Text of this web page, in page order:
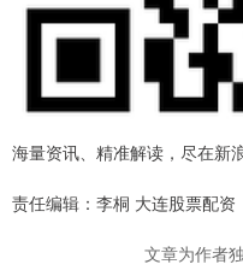
海量资讯、精准解读，尽在新
责任编辑：李桐 大连股票配资
文章为作者